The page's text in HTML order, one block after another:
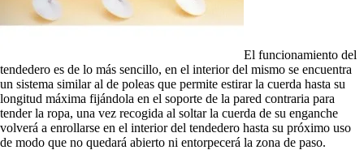
El funcionamiento del
tendedero es de lo más sencillo, en el interior del mismo se encuentra
un sistema similar al de poleas que permite estirar la cuerda hasta su
longitud máxima fijándola en el soporte de la pared contraria para
tender la ropa, una vez recogida al soltar la cuerda de su enganche
volverá a enrollarse en el interior del tendedero hasta su próximo uso
de modo que no quedará abierto ni entorpecerá la zona de paso.